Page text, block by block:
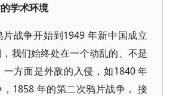
学术环境
战争开始到1949 年新中国成立
我们始终处在一个动乱的、不是
方面是外敌的入侵，如1840 年
1858 年的第二次鸦片战争， 接